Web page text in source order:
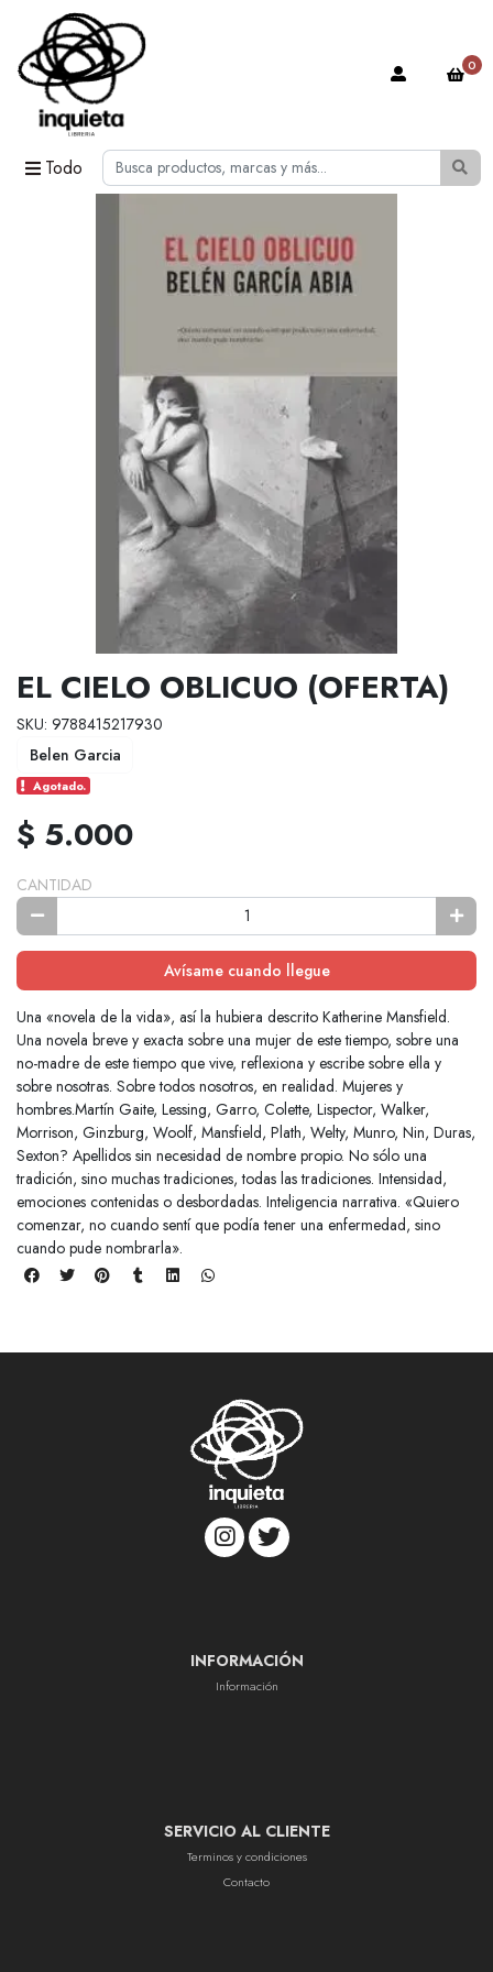
Todo
0
EL CIELO OBLICUO (OFERTA)
SKU: 9788415217930
Belen Garcia
Agotado.
$ 5.000
CANTIDAD
Avísame cuando llegue
Una «novela de la vida», así la hubiera descrito Katherine Mansfield.
Una novela breve y exacta sobre una mujer de este tiempo, sobre una
no-madre de este tiempo que vive, reflexiona y escribe sobre ella y
sobre nosotras. Sobre todos nosotros, en realidad. Mujeres y
hombres.Martín Gaite, Lessing, Garro, Colette, Lispector, Walker,
Morrison, Ginzburg, Woolf, Mansfield, Plath, Welty, Munro, Nin, Duras,
Sexton? Apellidos sin necesidad de nombre propio. No sólo una
tradición, sino muchas tradiciones, todas las tradiciones. Intensidad,
emociones contenidas o desbor­dadas. Inteligencia narrativa. «Quiero
comenzar, no cuando sentí que podía tener una enfermedad, sino
cuando pude nombrarla».
INFORMACIÓN
Información
SERVICIO AL CLIENTE
Terminos y condiciones
Contacto